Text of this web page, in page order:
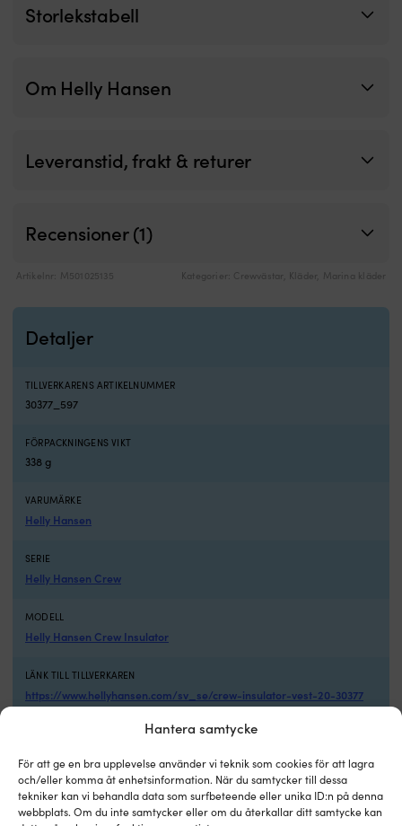
Hantera samtycke
För att ge en bra upplevelse använder vi teknik som cookies för att lagra
och/eller komma åt enhetsinformation. När du samtycker till dessa
tekniker kan vi behandla data som surfbeteende eller unika ID:n på denna
webbplats. Om du inte samtycker eller om du återkallar ditt samtycke kan
Storlekstabell
Om Helly Hansen
Leveranstid, frakt & returer
Recensioner (1)
Artikelnr: M501025135 Kategorier: Crewvästar Kläder Marina kläder
Detaljer
TILLVERKARENS ARTIKELNUMMER
30377_597
FÖRPACKNINGENS VIKT
338 g
VARUMÄRKE
Helly Hansen
SERIE
Helly Hansen Crew
MODELL
Helly Hansen Crew Insulator
LÄNK TILL TILLVERKAREN
https://www.hellyhansen.com/sv_se/crew-insulator-vest-20-30377
TILLVERKARENS FÄRGNAMN
PASSAR TILL ANVÄNDARE
Herr